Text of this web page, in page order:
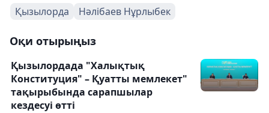
Қызылорда Нәлібаев Нұрлыбек
Оқи отырыңыз
Қызылордада "Халықтық
Конституция" – Қуатты мемлекет"
тақырыбында сарапшылар
кездесуі өтті